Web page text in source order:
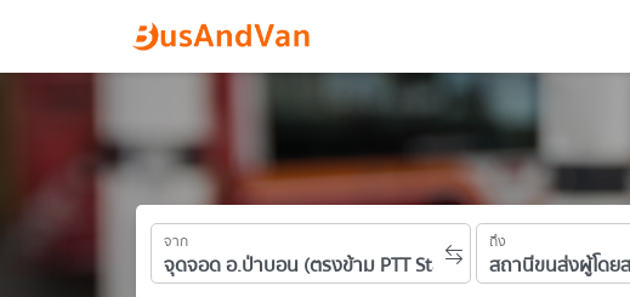
จาก ถึง